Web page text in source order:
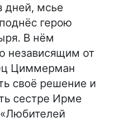
дней, мсье
герою
В нём
независящим от
Циммерман
своё решение и
сестре Ирме